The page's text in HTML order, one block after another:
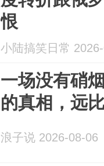
恨
小陆搞笑日常
一场没有硝
的真相，远
浪子说 2026-08-06